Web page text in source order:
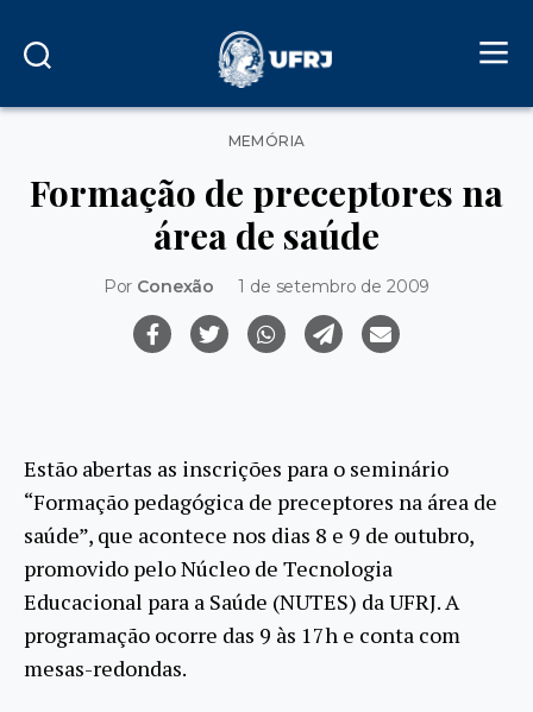
Categorias
MEMÓRIA
Formação de preceptores na
área de saúde
Por Conexão 1 de setembro de 2009
Estão abertas as inscrições para o seminário
“Formação pedagógica de preceptores na área de
saúde”, que acontece nos dias 8 e 9 de outubro,
promovido pelo Núcleo de Tecnologia
Educacional para a Saúde (NUTES) da UFRJ. A
programação ocorre das 9 às 17h e conta com
mesas-redondas.